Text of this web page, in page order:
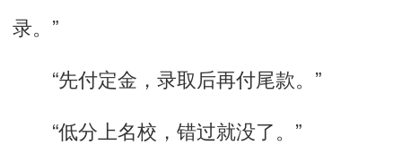
录。”
“先付定金，录取后再付尾款。”
“低分上名校，错过就没了。”